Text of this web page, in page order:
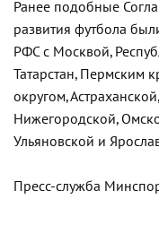
Ранее подобные
развития футбола
РФС с Москвой,
Татарстан, Пермским
округом,
Нижегородской,
Ульяновской и
Пресс-служба